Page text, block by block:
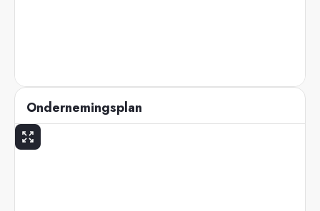
Ondernemingsplan